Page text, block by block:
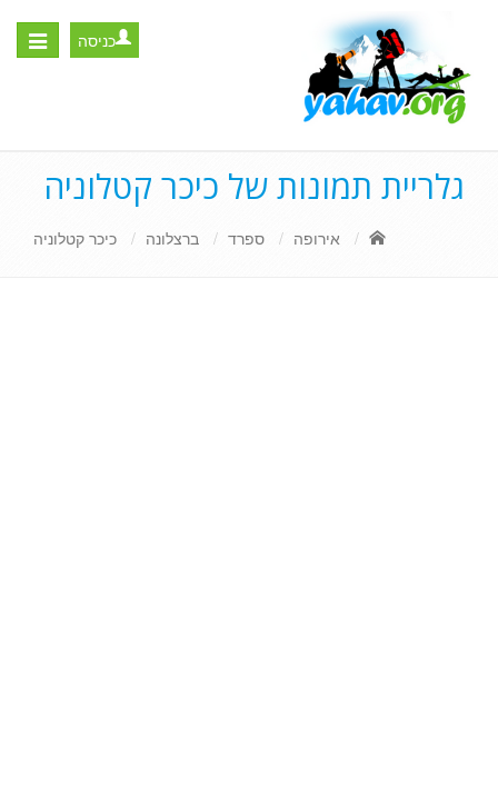
Toggle
כניסה
גלריית תמונות של כיכר קטלוניה
אירופה ספרד ברצלונה כיכר קטלוניה